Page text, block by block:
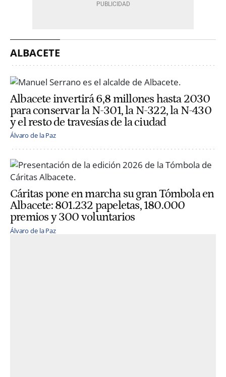
ALBACETE
Albacete invertirá 6,8 millones hasta 2030
para conservar la N-301, la N-322, la N-430
y el resto de travesías de la ciudad
Álvaro de la Paz
Cáritas pone en marcha su gran Tómbola en
Albacete: 801.232 papeletas, 180.000
premios y 300 voluntarios
Álvaro de la Paz